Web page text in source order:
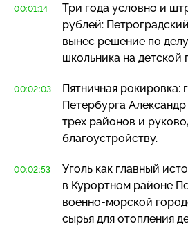
00:01:14
Три года условно и
рублей:
вынес решение по
школьника на детской
00:02:03
Пятничная рокировка:
Петербурга
трех районов и
благоустройству.
00:02:53
Уголь как главный
в Курортном районе
военно-морской
сырья для отопления